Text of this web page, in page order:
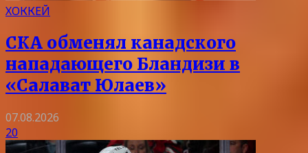
ХОККЕЙ
СКА обменял канадского
нападающего Бландизи в
«Салават Юлаев»
07.08.2026
20